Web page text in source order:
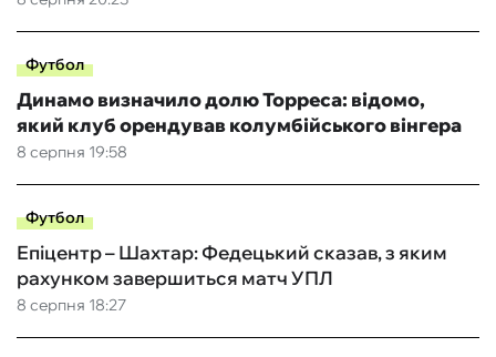
Футбол
8 серпня 19:58
Динамо визначило долю Торреса: відомо,
який клуб орендував колумбійського вінгера
Футбол
8 серпня 18:27
Епіцентр – Шахтар: Федецький сказав, з яким
рахунком завершиться матч УПЛ